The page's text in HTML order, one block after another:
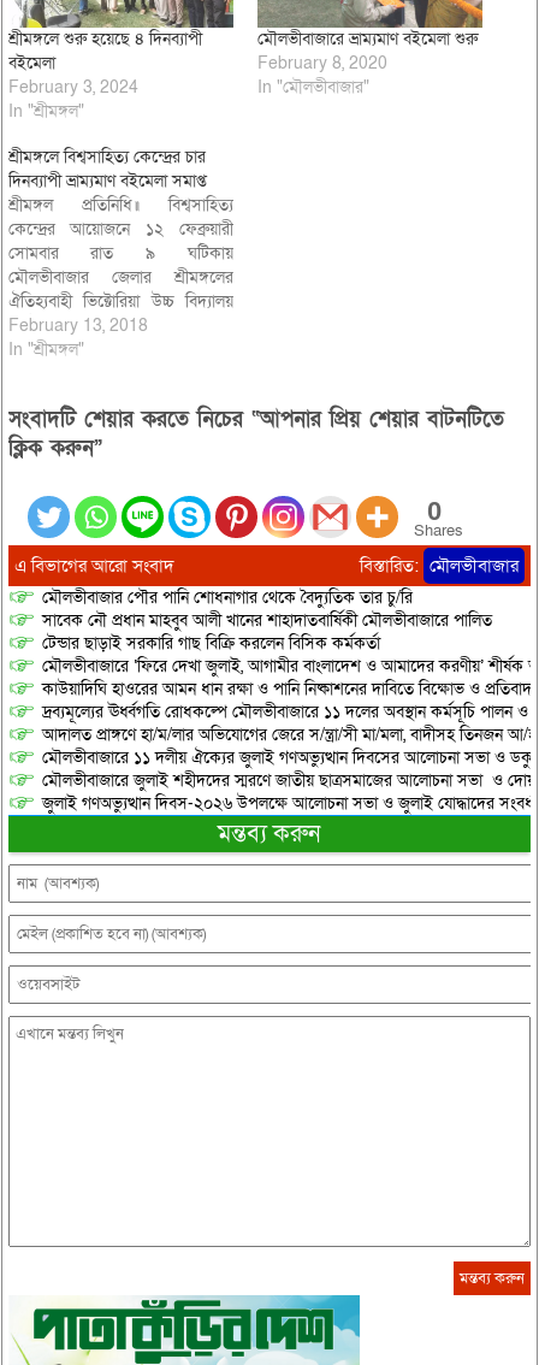
শ্রীমঙ্গলে শুরু হয়েছে ৪ দিনব্যাপী
বইমেলা
February 3, 2024
In "শ্রীমঙ্গল"
মৌলভীবাজারে ভ্রাম্যমাণ বইমেলা শুরু
February 8, 2020
In "মৌলভীবাজার"
শ্রীমঙ্গলে বিশ্বসাহিত্য কেন্দ্রের চার
দিনব্যাপী ভ্রাম্যমাণ বইমেলা সমাপ্ত
শ্রীমঙ্গল প্রতিনিধি॥ বিশ্বসাহিত্য
কেন্দ্রের আয়োজনে ১২ ফেব্রুয়ারী
সোমবার রাত ৯ ঘটিকায়
মৌলভীবাজার জেলার শ্রীমঙ্গলের
ঐতিহ্যবাহী ভিক্টোরিয়া উচ্চ বিদ্যালয়
মাঠে চারদিনব্যাপী ভ্রাম্যমাণ বইমেলা
সমাপ্ত হয়েছে। বিশ্বসাহিত্য কেন্দ্রের
পার্টির মৌলভীবাজার জেলা
সম্পাদকমন্ডলীর সদস্য বিশিষ্ট
আমিরুজ্জামান (বিশ্বসাহিত্য কেন্দ্রের
সংগঠক), ভ্রাম্যমাণ বইমেলার…
February 13, 2018
In "শ্রীমঙ্গল"
সংবাদটি শেয়ার করতে নিচের “আপনার প্রিয় শেয়ার বাটনটিতে
ক্লিক করুন”
0
Shares
এ বিভাগের আরো সংবাদ বিস্তারিত: মৌলভীবাজার
মৌলভীবাজার পৌর পানি শোধনাগার থেকে বৈদ্যুতিক তার চু/রি
সাবেক নৌ প্রধান মাহবুব আলী খানের শাহাদাতবার্ষিকী মৌলভীবাজারে পালিত
টেন্ডার ছাড়াই সরকারি গাছ বিক্রি করলেন বিসিক কর্মকর্তা
মৌলভীবাজারে ‘ফিরে দেখা জুলাই, আগামীর বাংলাদেশ ও আমাদের করণীয়’ শীর্ষক
কাউয়াদিঘি হাওরের আমন ধান রক্ষা ও পানি নিষ্কাশনের দাবিতে বিক্ষোভ ও
দ্রব্যমূল্যের ঊর্ধ্বগতি রোধকল্পে মৌলভীবাজারে ১১ দলের অবস্থান কর্মসূচি পালন ও
আদালত প্রাঙ্গণে হা/ম/লার অভিযোগের জেরে স/ন্ত্রা/সী মা/মলা, বাদীসহ তিনজন আ/
মৌলভীবাজারে ১১ দলীয় ঐক্যের জুলাই গণঅভ্যুত্থান দিবসের আলোচনা সভা ও
মৌলভীবাজারে জুলাই শহীদদের স্মরণে জাতীয় ছাত্রসমাজের আলোচনা সভা ও
জুলাই গণঅভ্যুত্থান দিবস-২০২৬ উপলক্ষে আলোচনা সভা ও জুলাই যোদ্ধাদের
মন্তব্য করুন